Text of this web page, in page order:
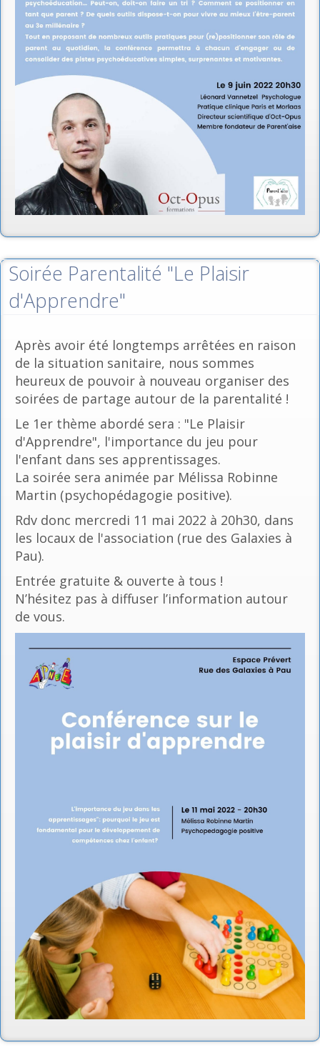
Soirée Parentalité "Le Plaisir
d'Apprendre"
Après avoir été longtemps arrêtées en raison
de la situation sanitaire, nous sommes
heureux de pouvoir à nouveau organiser des
soirées de partage autour de la parentalité !
Le 1er thème abordé sera : "Le Plaisir
d'Apprendre", l'importance du jeu pour
l'enfant dans ses apprentissages.
La soirée sera animée par Mélissa Robinne
Martin (psychopédagogie positive).
Rdv donc mercredi 11 mai 2022 à 20h30, dans
les locaux de l'association (rue des Galaxies à
Pau).
Entrée gratuite & ouverte à tous !
N’hésitez pas à diffuser l’information autour
de vous.